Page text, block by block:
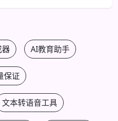
器 AI教育助手
保证
文本转语音工具